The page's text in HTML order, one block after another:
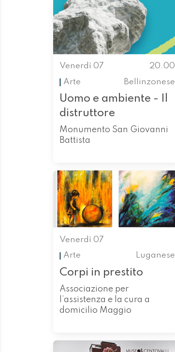
Venerdì 07
20.00
Arte
Bellinzonese
Uomo e ambiente - Il
distruttore
Monumento San Giovanni
Battista
Venerdì 07
Arte
Luganese
Corpi in prestito
Associazione per
l’assistenza e la cura a
domicilio Maggio